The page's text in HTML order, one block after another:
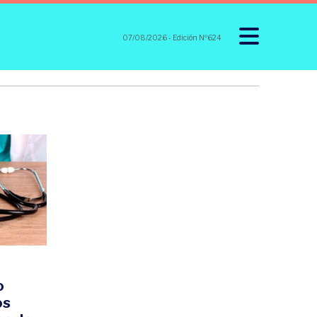
07/08/2026- Edición Nº624